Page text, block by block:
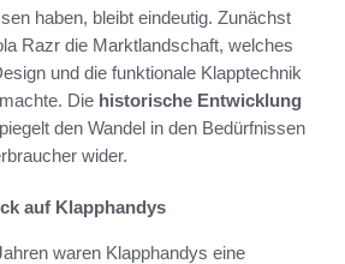
haben, bleibt eindeutig. Zunächst
Razr die Marktlandschaft, welches
und die funktionale Klapptechnik
Die historische Entwicklung
den Wandel in den Bedürfnissen
wider.
auf Klapphandys
waren Klapphandys eine